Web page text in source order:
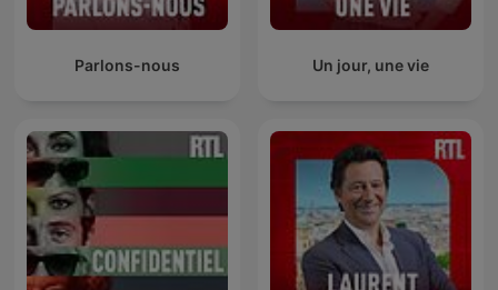
Parlons-nous Un jour, une vie